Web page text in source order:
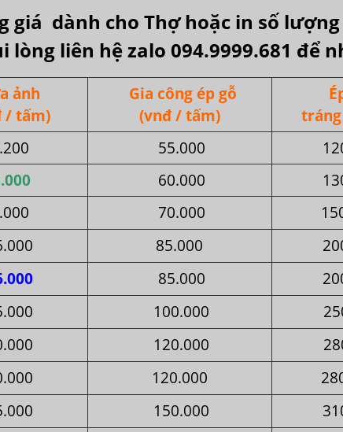
giá dành cho Thợ hoặc in số
lòng liên hệ zalo 094.9999.681 để
ảnh
/ tấm)
Gia công ép gỗ
(vnđ / tấm)
55.000
60.000
70.000
85.000
85.000
100.000
120.000
120.000
150.000